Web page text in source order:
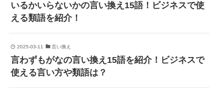
いるかいらないかの言い換え15語！ビジネスで使
える類語を紹介！
2025-03-11 言い換え
言わずもがなの言い換え15語を紹介！ビジネスで
使える言い方や類語は？